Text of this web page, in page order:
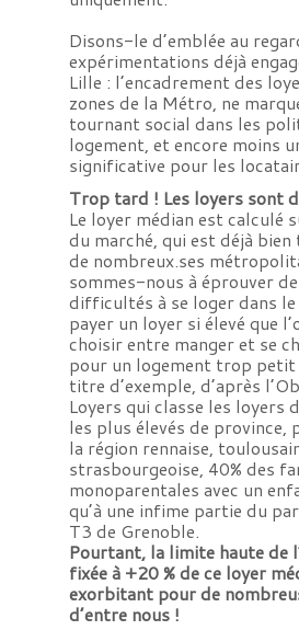
Disons-le d’emblée au
expérimentations déjà
Lille : l’encadrement des
zones de la Métro, ne
tournant social dans les
logement, et encore moins
significative pour les
Trop tard ! Les loyers sont
Le loyer médian est calculé
du marché, qui est déjà
de nombreux.ses
sommes-nous à éprouver
difficultés à se loger dans
payer un loyer si élevé que
choisir entre manger et se
pour un logement trop petit
titre d’exemple, d’après
Loyers qui classe les loyers
les plus élevés de province,
la région rennaise,
strasbourgeoise, 40% des
monoparentales avec un
qu’à une infime partie du
T3 de Grenoble.
Pourtant, la limite haute de
fixée à +20 % de ce loyer
exorbitant pour de
d’entre nous !